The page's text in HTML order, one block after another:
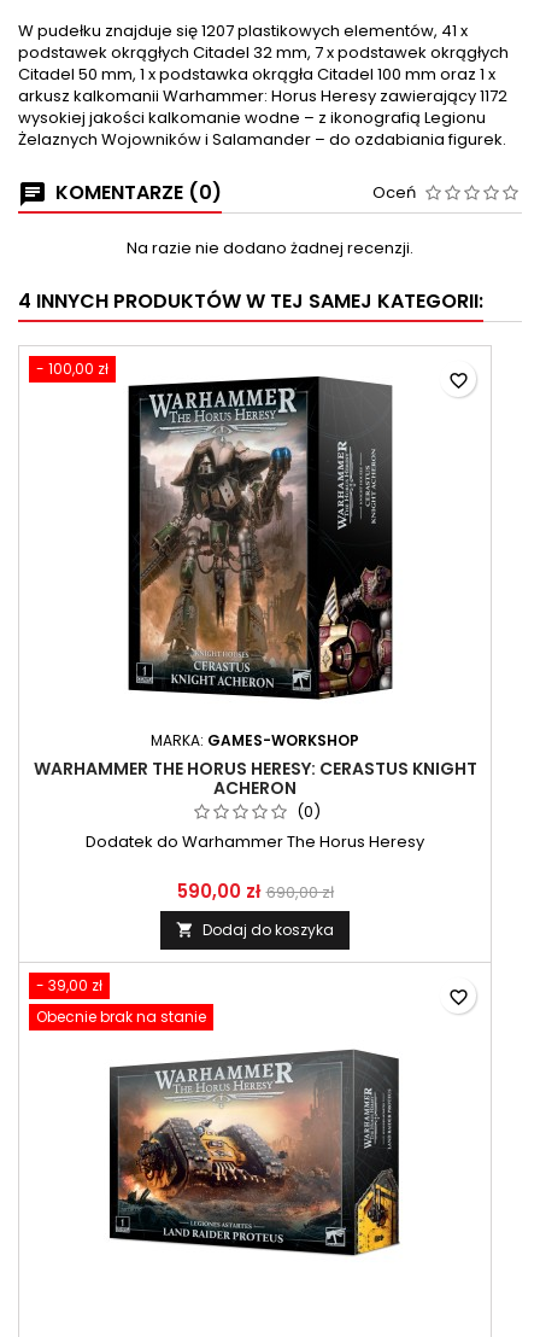
W pudełku znajduje się 1207 plastikowych elementów, 41 x
podstawek okrągłych Citadel 32 mm, 7 x podstawek okrągłych
Citadel 50 mm, 1 x podstawka okrągła Citadel 100 mm oraz 1 x
arkusz kalkomanii Warhammer: Horus Heresy zawierający 1172
wysokiej jakości kalkomanie wodne – z ikonografią Legionu
Żelaznych Wojowników i Salamander – do ozdabiania figurek.
KOMENTARZE (0) Oceń
Na razie nie dodano żadnej recenzji.
4 INNYCH PRODUKTÓW W TEJ SAMEJ KATEGORII:
- 100,00 zł
MARKA: GAMES-WORKSHOP
WARHAMMER THE HORUS HERESY: CERASTUS KNIGHT
ACHERON
(0)
Dodatek do Warhammer The Horus Heresy
590,00 zł 690,00 zł
 Dodaj do koszyka
favorite_border
- 39,00 zł
Obecnie brak na stanie
favorite_border